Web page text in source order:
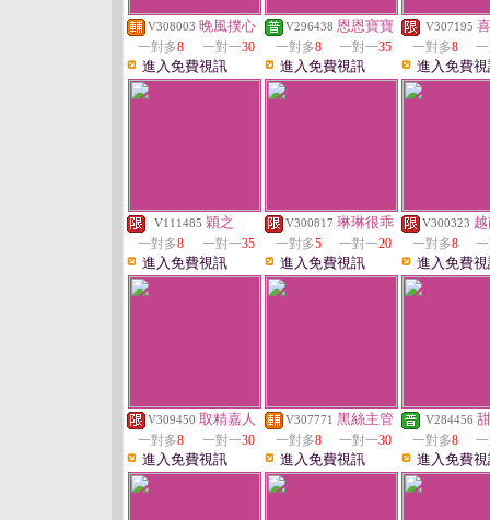
V308003 晚風撲心
一對多8 一對一30
進入免費視訊
V296438 恩恩寶寶
一對多8 一對一35
進入免費視訊
V307195
一對多8
進入免費
V111485 穎之
一對多8 一對一35
進入免費視訊
V300817 琳琳很乖
一對多5 一對一20
進入免費視訊
V300323
一對多8
進入免費
V309450 取精嘉人
一對多8 一對一30
進入免費視訊
V307771 黑絲主管
一對多8 一對一30
進入免費視訊
V284456
一對多8
進入免費